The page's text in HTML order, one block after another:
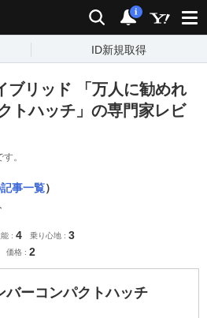
検索 通知
i
ID新規取得
ブリッド 「万人に勧めれ
トハッチ」の専門家レビ
。
事一覧）
4 乗り心地 3
価格 2
バーコンパクトハッチ